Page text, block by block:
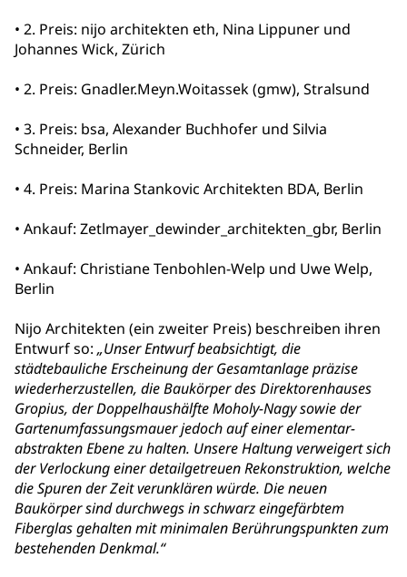
• 2. Preis: nijo architekten eth, Nina Lippuner und
Johannes Wick, Zürich
• 2. Preis: Gnadler.Meyn.Woitassek (gmw), Stralsund
• 3. Preis: bsa, Alexander Buchhofer und Silvia
Schneider, Berlin
• 4. Preis: Marina Stankovic Architekten BDA, Berlin
• Ankauf: Zetlmayer_dewinder_architekten_gbr, Berlin
• Ankauf: Christiane Tenbohlen-Welp und Uwe Welp,
Berlin
Nijo Architekten (ein zweiter Preis) beschreiben ihren
Entwurf so: „Unser Entwurf beabsichtigt, die
städtebauliche Erscheinung der Gesamtanlage präzise
wiederherzustellen, die Baukörper des Direktorenhauses
Gropius, der Doppelhaushälfte Moholy-Nagy sowie der
Gartenumfassungsmauer jedoch auf einer elementar-
abstrakten Ebene zu halten. Unsere Haltung verweigert sich
der Verlockung einer detailgetreuen Rekonstruktion, welche
die Spuren der Zeit verunklären würde. Die neuen
Baukörper sind durchwegs in schwarz eingefärbtem
Fiberglas gehalten mit minimalen Berührungspunkten zum
bestehenden Denkmal.“